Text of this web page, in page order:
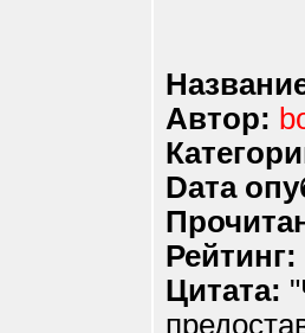
Автор:
Dата
Рейтинг:
Цитата: